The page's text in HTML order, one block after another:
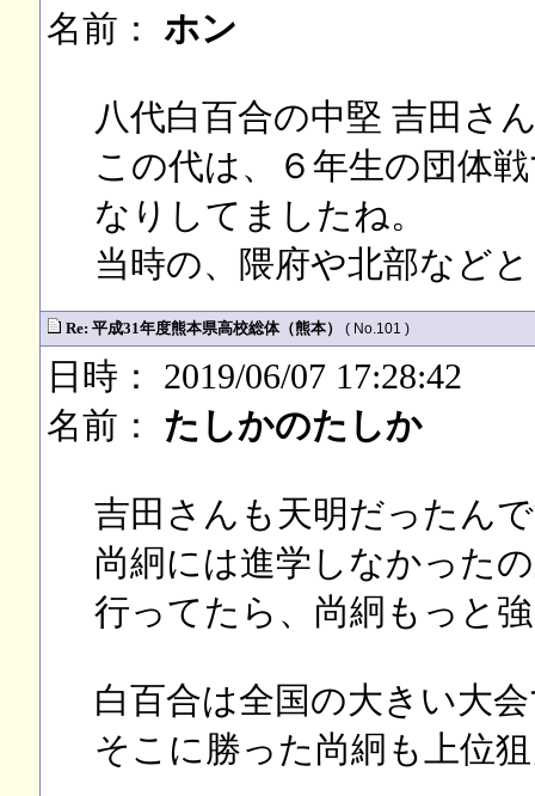
名前： ホン
八代白百合の中堅 吉田さ
この代は、６年生の団体
なりしてましたね。
当時の、隈府や北部など
Re: 平成31年度熊本県高校総体（熊本） ( No.101 )
日時： 2019/06/07 17:28:42
名前： たしかのたしか
吉田さんも天明だったん
尚絅には進学しなかった
行ってたら、尚絅もっと
白百合は全国の大きい大
そこに勝った尚絅も上位